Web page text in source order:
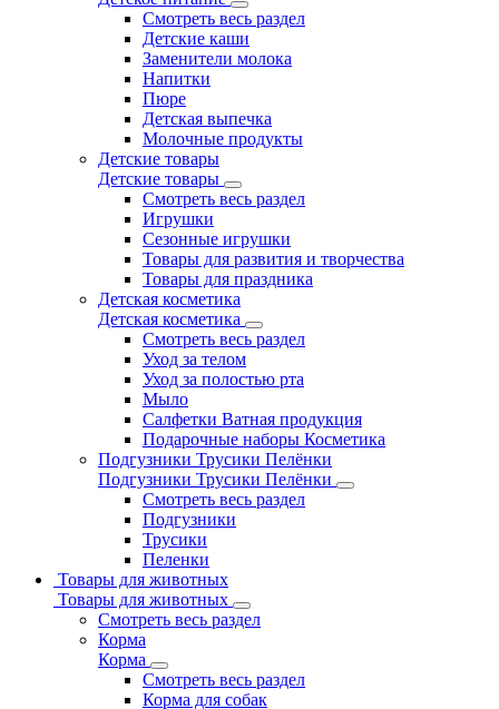
Смотреть весь раздел
Детские каши
Заменители молока
Напитки
Пюре
Детская выпечка
Молочные продукты
Детские товары
Детские товары
Смотреть весь раздел
Игрушки
Сезонные игрушки
Товары для развития и творчества
Товары для праздника
Детская косметика
Детская косметика
Смотреть весь раздел
Уход за телом
Уход за полостью рта
Мыло
Салфетки Ватная продукция
Подарочные наборы Косметика
Подгузники Трусики Пелёнки
Подгузники Трусики Пелёнки
Смотреть весь раздел
Подгузники
Трусики
Пеленки
Товары для животных
Товары для животных
Смотреть весь раздел
Корма
Корма
Смотреть весь раздел
Корма для собак